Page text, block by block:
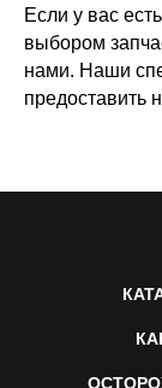
Если у вас
выбором
нами. Наши
предоставить